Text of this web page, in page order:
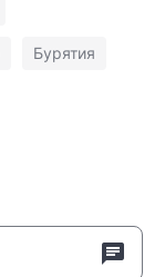
Бурятия